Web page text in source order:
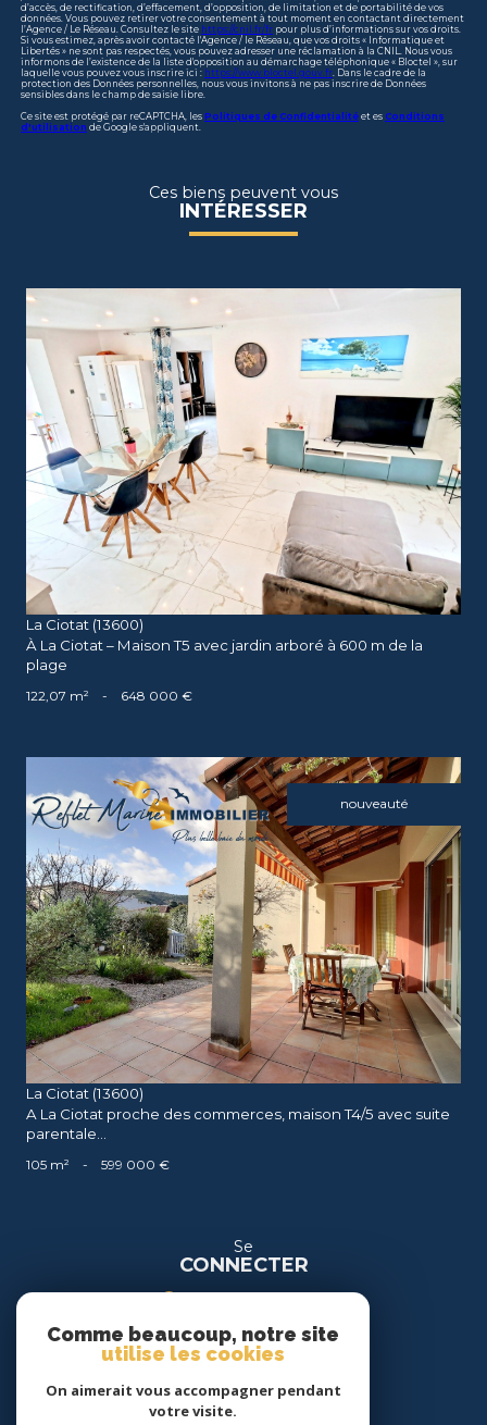
d’accès, de rectification, d’effacement, d’opposition, de limitation et de portabilité de vos
données. Vous pouvez retirer votre consentement à tout moment en contactant directement
l’Agence / Le Réseau. Consultez le site https://cnil.fr/fr pour plus d’informations sur vos droits.
Si vous estimez, après avoir contacté l'Agence / le Réseau, que vos droits « Informatique et
Libertés » ne sont pas respectés, vous pouvez adresser une réclamation à la CNIL. Nous vous
informons de l’existence de la liste d'opposition au démarchage téléphonique « Bloctel », sur
laquelle vous pouvez vous inscrire ici : https://www.bloctel.gouv.fr . Dans le cadre de la
protection des Données personnelles, nous vous invitons à ne pas inscrire de Données
sensibles dans le champ de saisie libre.
Ce site est protégé par reCAPTCHA, les Politiques de Confidentialité et es Conditions
d'utilisation de Google s'appliquent.
Ces biens peuvent vous
INTÉRESSER
voir le bien
La Ciotat (13600)
À La Ciotat – Maison T5 avec jardin arboré à 600 m de la
plage
122,07 m² - 648 000 €
nouveauté
voir le bien
La Ciotat (13600)
A La Ciotat proche des commerces, maison T4/5 avec suite
parentale...
105 m² - 599 000 €
Se
CONNECTER
espace location
Nous
SUIVRE
Comme beaucoup, notre site
utilise les cookies
On aimerait vous accompagner pendant
votre visite.